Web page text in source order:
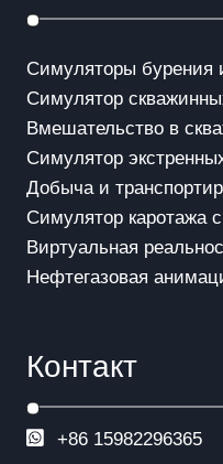
Симуляторы бурения
Симулятор
Вмешательство в
Симулятор
Добыча и
Симулятор каротажа
Виртуальная
Нефтегазовая
Контакт
+86 15982296365